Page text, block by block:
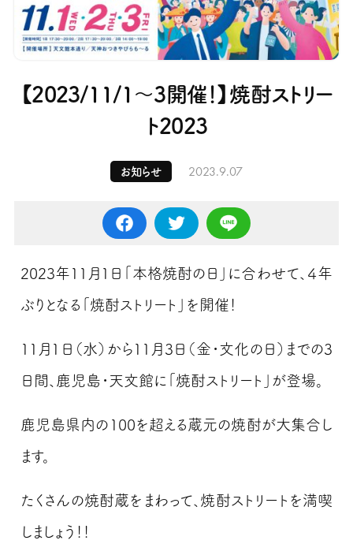
【2023/11/1～3開催！】焼酎ストリー
ト2023
お知らせ 2023.9.07
2023年11月1日「本格焼酎の日」に合わせて、４年
ぶりとなる「焼酎ストリート」を開催！
11月1日（水）から11月3日（金・文化の日）までの3
日間、鹿児島・天文館に「焼酎ストリート」が登場。
鹿児島県内の100を超える蔵元の焼酎が大集合し
ます。
たくさんの焼酎蔵をまわって、焼酎ストリートを満喫
しましょう！！